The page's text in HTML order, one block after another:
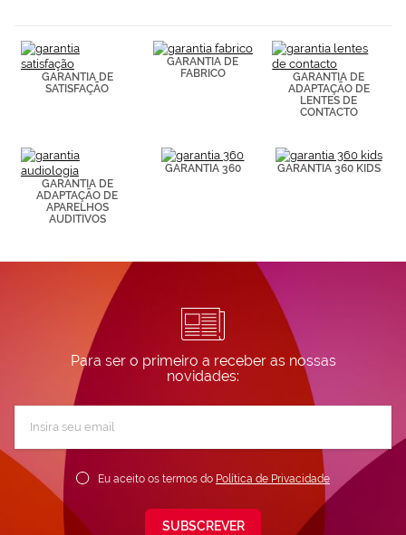
GARANTIA DE
SATISFAÇÃO
GARANTIA DE
FABRICO
GARANTIA DE
ADAPTAÇÃO DE
LENTES DE
CONTACTO
GARANTIA DE
ADAPTAÇÃO DE
APARELHOS
AUDITIVOS
GARANTIA 360 GARANTIA 360 KIDS
Para ser o primeiro a receber as nossas
novidades:
Newsletter:
Eu aceito os termos do Política de Privacidade
SUBSCREVER